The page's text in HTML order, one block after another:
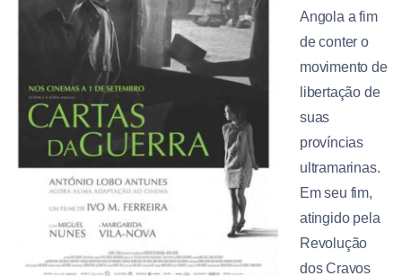
Angola a fim
de conter o
movimento de
libertação de
suas
províncias
ultramarinas.
Em seu fim,
atingido pela
Revolução
dos Cravos